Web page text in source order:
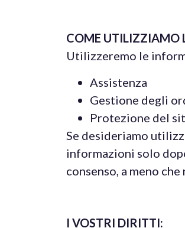
COME UTILIZZIAMO
Utilizzeremo le
Assistenza
Gestione degli
Protezione del
Se desideriamo
informazioni solo
consenso, a meno
I VOSTRI DIRITTI: